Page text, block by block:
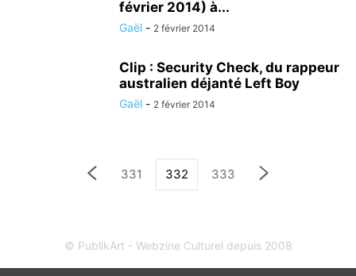
février 2014) à...
Gaël - 2 février 2014
Clip : Security Check, du rappeur
australien déjanté Left Boy
Gaël - 2 février 2014
331 332 333
© PublikArt - Webzine Culturel depuis 2008